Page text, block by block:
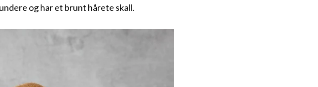
og har et brunt hårete skall.